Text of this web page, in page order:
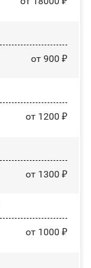
от 900 ₽
от 1200 ₽
от 1300 ₽
от 1000 ₽